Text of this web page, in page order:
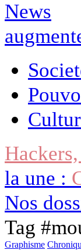
la une :
Nos
Tag #
Graphisme